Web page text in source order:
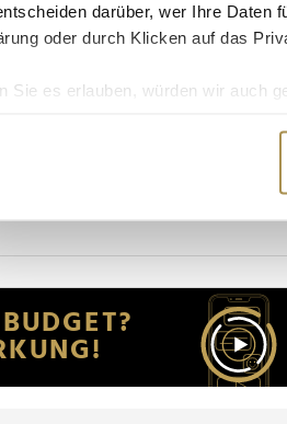
darüber, wer Ihre Daten
oder durch Klicken auf das
Sie es erlauben, würden wir auch
Sie mehr darüber, wie Ihre
Cookies, um Inhalte und
an unsere Partner für soziale
mit weiteren Daten
gesammelt haben.